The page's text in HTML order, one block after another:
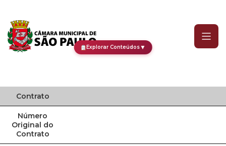
Explorar Conteúdos▼
Contrato
Número
Original do
Contrato